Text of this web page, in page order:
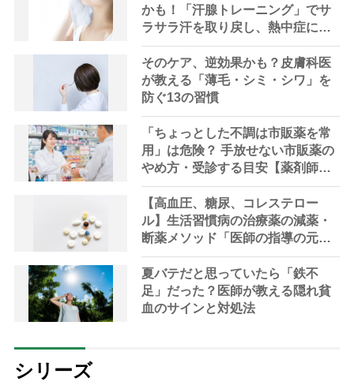
かも！「汗腺トレーニング」でサ
ラサラ汗を取り戻し、熱中症に負
けない体へ
そのケア、逆効果かも？皮膚科医
が教える「薄毛・シミ・シワ」を
防ぐ13の習慣
「ちょっとした不調は市販薬を常
用」は危険？ 手放せない市販薬の
やめ方・受診する目安【薬剤師解
説】
【高血圧、糖尿、コレステロー
ル】生活習慣病の治療薬の減薬・
断薬メソッド「医師の指導の元、
段階的に」【医師解説】
夏バテだと思っていたら「鉄不
足」だった？医師が教える隠れ貧
血のサインと対処法
シリーズ